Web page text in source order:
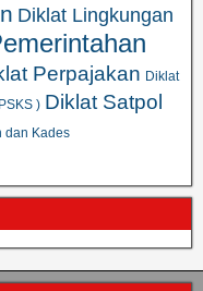
Diklat Lingkungan
Perpajakan Diklat
) Diklat Satpol
dan Kades